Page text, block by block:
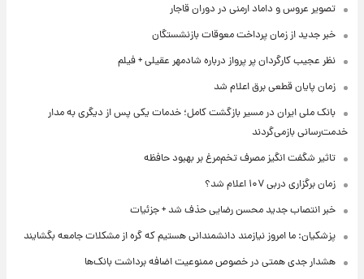
تصویر عروس و داماد ارمنی در دوران قاجار
خبر جدید از زمان پرداخت معوقات بازنشستگان
نظر عجیب کارگردان پر پرواز درباره شادمهر عقیلی + فیلم
زمان پایان قطعی برق اعلام شد
بانک ملی ایران در مسیر بازگشت کامل؛ خدمات یکی پس از دیگری به مدار
خدمت‌رسانی بازمی‌گردند
تاثیر شگفت انگیز مصرف تخم‌مرغ بر بهبود حافظه
زمان برگزاری دربی ۱۰۷ اعلام شد؟
خبر انتصاب جدید محسن رضایی حذف شد + جزئیات
پزشکیان: ما امروز نیازمند دانشمندانی هستیم که گره از مشکلات جامعه بگشایند
هشدار جدی همتی در خصوص ممنوعیت اضافه ‌برداشت بانک‌ها